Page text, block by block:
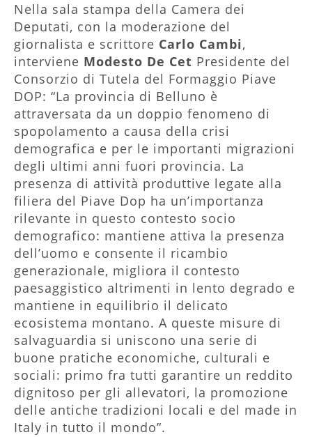
Nella sala stampa della Camera dei
Deputati, con la moderazione del
giornalista e scrittore Carlo Cambi,
interviene Modesto De Cet Presidente del
Consorzio di Tutela del Formaggio Piave
DOP: “La provincia di Belluno è
attraversata da un doppio fenomeno di
spopolamento a causa della crisi
demografica e per le importanti migrazioni
degli ultimi anni fuori provincia. La
presenza di attività produttive legate alla
filiera del Piave Dop ha un’importanza
rilevante in questo contesto socio
demografico: mantiene attiva la presenza
dell’uomo e consente il ricambio
generazionale, migliora il contesto
paesaggistico altrimenti in lento degrado e
mantiene in equilibrio il delicato
ecosistema montano. A queste misure di
salvaguardia si uniscono una serie di
buone pratiche economiche, culturali e
sociali: primo fra tutti garantire un reddito
dignitoso per gli allevatori, la promozione
delle antiche tradizioni locali e del made in
Italy in tutto il mondo”.